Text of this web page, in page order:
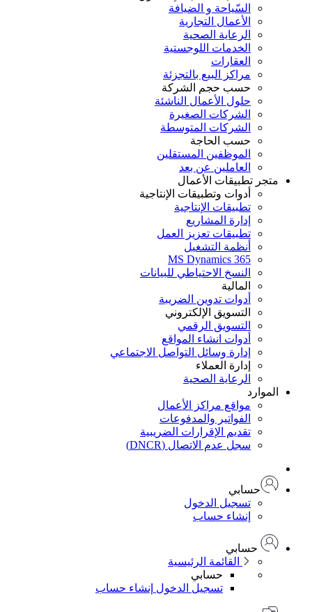
السّياحة و الضيافة
الأعمال التجارية
الرعاية الصحية
الخدمات اللوجستية
العقارات
مراكز البيع بالتجزئة
حسب حجم الشركة
حلول الأعمال الناشئة
الشركات الصغيرة
الشركات المتوسطة
حسب الحاجة
الموظفين المستقلين
العاملين عن بعد
تطبيقات الأعمال
أدوات وتطبيقات الإنتاجية
تطبيقات الإنتاجية
إدارة المشاريع
تطبيقات تعزيز العمل
أنظمة التشغيل
MS Dynamics 365
النسخ الاحتياطي للبيانات
أدوات تدوين الضريبة
التسويق الإلكتروني
التسويق الرقمي
أدوات انشاء المواقع
إدارة وسائل التواصل الاجتماعي
إدارة العملاء
الرعاية الصحية
مواقع مراكز الأعمال
الفواتير والمدفوعات
تقديم الإقرارات الضريبية
سجل عدم الاتصال (DNCR)
حسابي
تسجيل الدخول
إنشاء حساب
حسابي
القائمة الرئيسية
حسابي
تسجيل الدخول إنشاء حساب